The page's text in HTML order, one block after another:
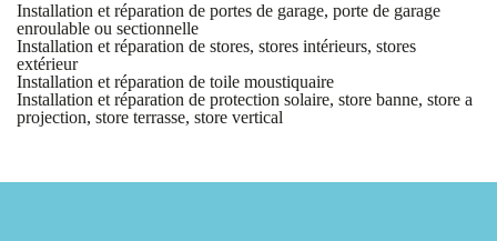
Installation et réparation de portes de garage, porte de garage
enroulable ou sectionnelle
Installation et réparation de stores, stores intérieurs, stores
extérieur
Installation et réparation de toile moustiquaire
Installation et réparation de protection solaire, store banne, store a
projection, store terrasse, store vertical